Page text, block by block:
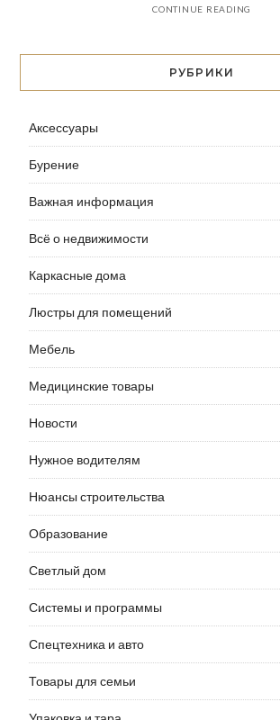
CONTINUE READING
РУБРИКИ
Аксессуары
Бурение
Важная информация
Всё о недвижимости
Каркасные дома
Люстры для помещений
Мебель
Медицинские товары
Новости
Нужное водителям
Нюансы строительства
Образование
Светлый дом
Системы и программы
Спецтехника и авто
Товары для семьи